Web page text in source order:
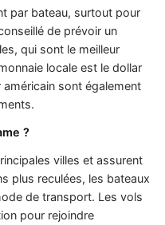
par bateau, surtout pour
de prévoir un
qui sont le meilleur
locale est le dollar
américain sont également
?
villes et assurent
plus reculées, les bateaux
de transport. Les vols
pour rejoindre